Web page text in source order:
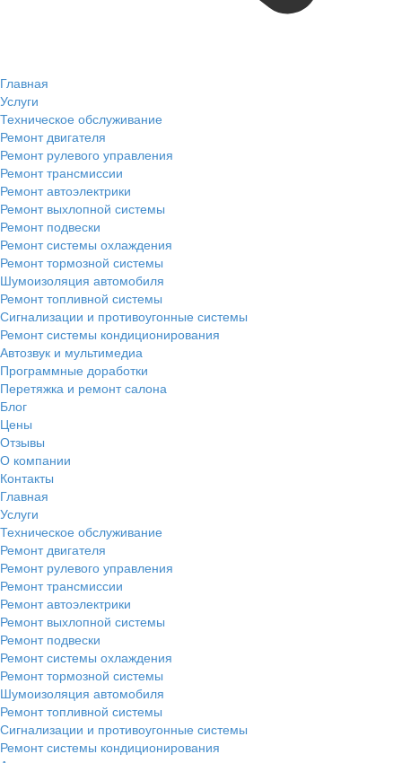
Главная
Услуги
Техническое обслуживание
Ремонт двигателя
Ремонт рулевого управления
Ремонт трансмиссии
Ремонт автоэлектрики
Ремонт выхлопной системы
Ремонт подвески
Ремонт системы охлаждения
Ремонт тормозной системы
Шумоизоляция автомобиля
Ремонт топливной системы
Сигнализации и противоугонные системы
Ремонт системы кондиционирования
Автозвук и мультимедиа
Программные доработки
Перетяжка и ремонт салона
Блог
Цены
Отзывы
О компании
Контакты
Главная
Услуги
Техническое обслуживание
Ремонт двигателя
Ремонт рулевого управления
Ремонт трансмиссии
Ремонт автоэлектрики
Ремонт выхлопной системы
Ремонт подвески
Ремонт системы охлаждения
Ремонт тормозной системы
Шумоизоляция автомобиля
Ремонт топливной системы
Сигнализации и противоугонные системы
Ремонт системы кондиционирования